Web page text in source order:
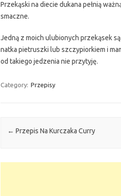
Przekąski na diecie dukana pełnią
smaczne.
Jedną z moich ulubionych przekąsek
natka pietruszki lub szczypiorkiem i
od takiego jedzenia nie przytyję.
Category: Przepisy
Post navigation
← Przepis Na Kurczaka Curry